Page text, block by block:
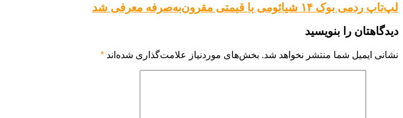
لپ‌تاپ ردمی بوک ۱۴ شیائومی با قیمتی مقرون‌به‌صرفه معرفی شد
دیدگاهتان را بنویسید
نشانی ایمیل شما منتشر نخواهد شد. بخش‌های موردنیاز علامت‌گذاری شده‌اند *